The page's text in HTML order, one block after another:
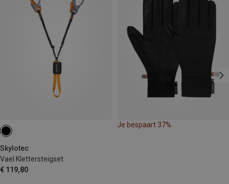
Skylotec
Vael Klettersteigset
€ 119,80
Je bespaart 37%